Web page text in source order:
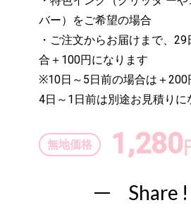
バー）をご希望の場合
・ご注文からお届けまで、
合＋100円になります
※10日～5日前の場合は＋200
4日～1日前は別途お見積りに
無地価格 1,280
Share !